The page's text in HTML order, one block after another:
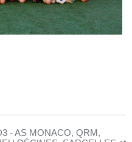
- AS MONACO, QRM,